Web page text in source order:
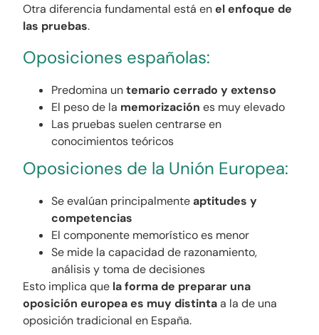
Otra diferencia fundamental está enel enfoque de
las pruebas.
Oposiciones españolas:
Predomina untemario cerrado y extenso
El peso de la memorización es muy elevado
Las pruebas suelen centrarse en
conocimientos teóricos
Oposiciones de la Unión Europea:
Se evalúan principalmenteaptitudes y
competencias
El componente memorístico es menor
Se mide la capacidad de razonamiento,
análisis y toma de decisiones
Esto implica que la forma de preparar una
oposición europea es muy distintaa la de una
oposición tradicional en España.